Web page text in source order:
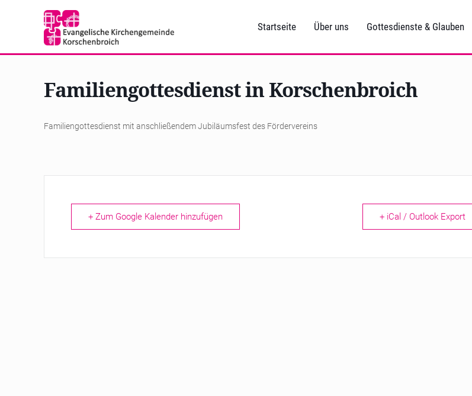
Startseite Über uns Gottesdienste & Glauben
Familiengottesdienst in Korschenbroich
Familiengottesdienst mit anschließendem Jubiläumsfest des Fördervereins
+ Zum Google Kalender hinzufügen + iCal / Outlook Export